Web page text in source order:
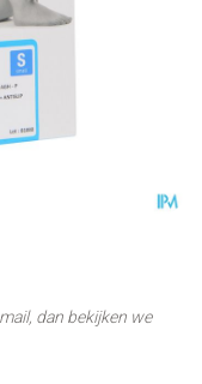
dan bekijken we